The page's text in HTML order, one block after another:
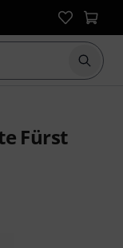
Suche
Fürst